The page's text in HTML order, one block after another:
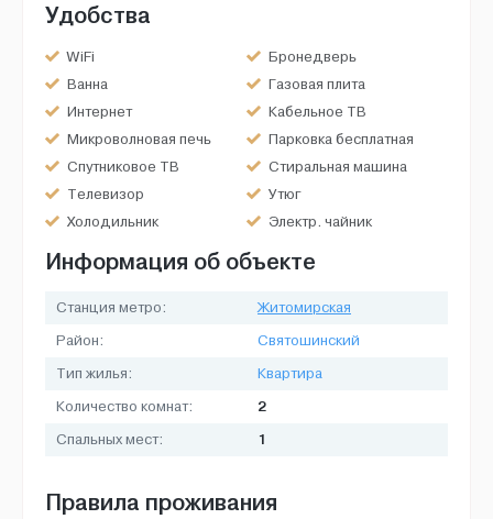
Удобства
WiFi
Бронедверь
Ванна
Газовая плита
Интернет
Кабельное ТВ
Микроволновая печь
Парковка бесплатная
Спутниковое ТВ
Стиральная машина
Телевизор
Утюг
Холодильник
Электр. чайник
Информация об объекте
Станция метро:
Житомирская
Район:
Святошинский
Тип жилья:
Квартира
Количество комнат:
2
Спальных мест: 1
Правила проживания